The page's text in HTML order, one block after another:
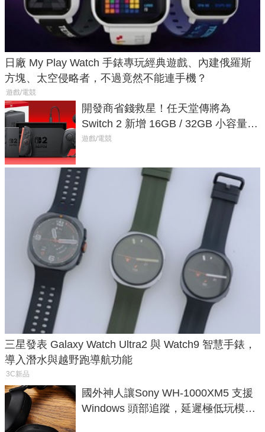
日廠 My Play Watch 手錶專玩經典遊戲、內建俄羅斯
方塊、太空侵略者，不過竟然不能連手機？
遊戲/電競
開發商省錢救星！任天堂傳將為
Switch 2 新增 16GB / 32GB 小容量遊
戲卡的選擇
遊戲/電競
三星發表 Galaxy Watch Ultra2 與 Watch9 智慧手錶，
導入潛水與越野跑導航功能
3C新品
國外神人讓Sony WH-1000XM5 支援
Windows 頭部追蹤，延遲極低玩模擬